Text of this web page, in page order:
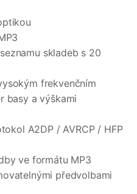
skladeb s 20
frekvenčním
basy a výškami
A2DP / AVRCP / HFP
ve formátu MP3
předvolbami